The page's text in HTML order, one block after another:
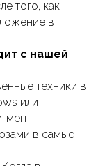
того, как
в
с нашей
техники в
или
в самые